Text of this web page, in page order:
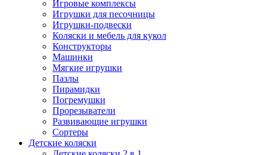
Игровые комплексы
Игрушки для песочницы
Игрушки-подвески
Коляски и мебель для кукол
Конструкторы
Машинки
Мягкие игрушки
Пазлы
Пирамидки
Погремушки
Прорезыватели
Развивающие игрушки
Сортеры
Детские коляски